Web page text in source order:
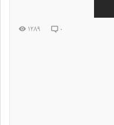
۰ ۱۲۸۹